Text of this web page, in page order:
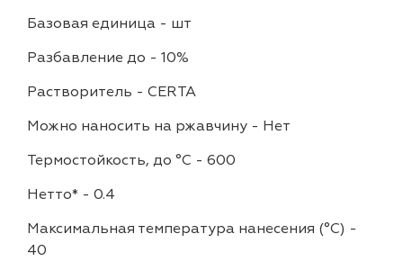
Базовая единица - шт
Разбавление до - 10%
Растворитель - CERTA
Можно наносить на ржавчину - Нет
Термостойкость, до °C - 600
Нетто* - 0.4
Максимальная температура нанесения (°С) -
40